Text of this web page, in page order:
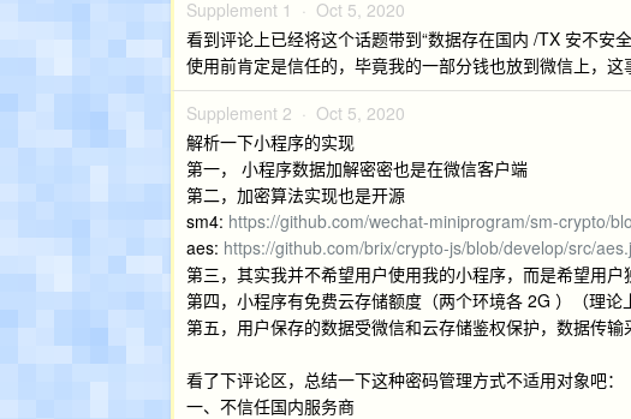
Supplement 1 · Oct 5, 2020
看到评论上已经将这个话题带到“数据存在国内 /TX 安不安
使用前肯定是信任的，毕竟我的一部分钱也放到微信上，这
Supplement 2 · Oct 5, 2020
解析一下小程序的实现
第一， 小程序数据加解密密也是在微信客户端
第二，加密算法实现也是开源
sm4: https://github.com/wechat-miniprogram/sm-crypto/
aes: https://github.com/brix/crypto-js/blob/develop/src/
第三，其实我并不希望用户使用我的小程序，而是希望用
第四，小程序有免费云存储额度（两个环境各 2G ）（理论
第五，用户保存的数据受微信和云存储鉴权保护，数据传
看了下评论区，总结一下这种密码管理方式不适用对象吧：
一、不信任国内服务商